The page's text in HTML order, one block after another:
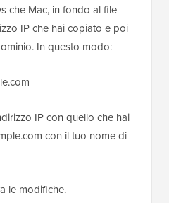
che Mac, in fondo al file
IP che hai copiato e poi
In questo modo:
IP con quello che hai
con il tuo nome di
le modifiche.